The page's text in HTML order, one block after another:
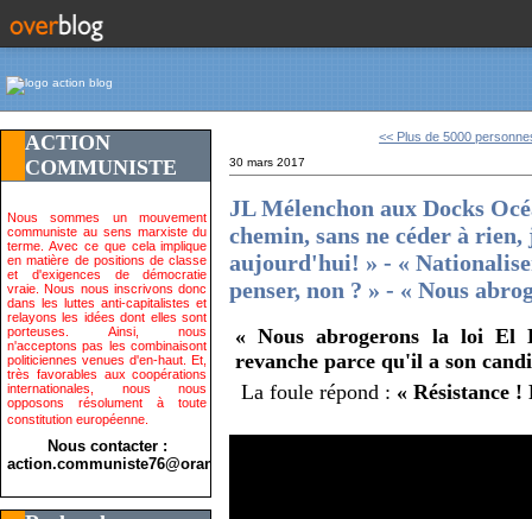
ACTION
COMMUNISTE
Nous sommes un mouvement
communiste au sens marxiste du
terme. Avec ce que cela implique
en matière de positions de classe
et d'exigences de démocratie
vraie. Nous nous inscrivons donc
dans les luttes anti-capitalistes et
relayons les idées dont elles sont
porteuses. Ainsi, nous
n'acceptons pas les combinaisont
politiciennes venues d'en-haut. Et,
très favorables aux coopérations
internationales, nous nous
opposons résolument à toute
constitution européenne.
Nous contacter :
action.communiste76@orange.fr>
<< Plus de 5000
30 mars 2017
JL Mélenchon aux Docks
chemin, sans ne céder à
aujourd'hui! » - «
penser, non ? » - « Nous
« Nous abrogerons la loi
revanche parce qu'il a son
La foule répond : « Résistance !